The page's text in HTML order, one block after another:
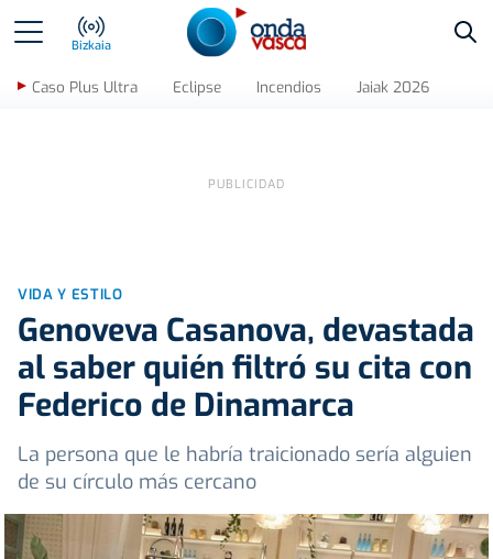
Bizkaia
Caso Plus Ultra Eclipse Incendios Jaiak 2026
VIDA Y ESTILO
Genoveva Casanova, devastada
al saber quién filtró su cita con
Federico de Dinamarca
La persona que le habría traicionado sería alguien
de su círculo más cercano